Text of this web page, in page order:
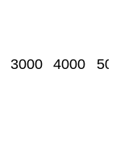
3000 4000